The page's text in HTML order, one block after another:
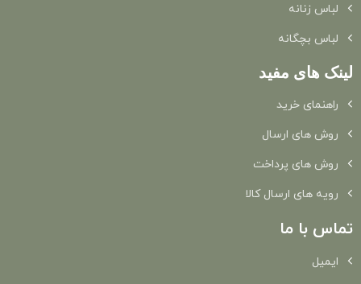
لباس زنانه
لباس بچگانه
لینک های مفید
راهنمای خرید
روش های ارسال
روش های پرداخت
رویه های ارسال کالا
تماس با ما
ایمیل